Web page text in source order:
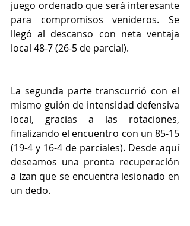
juego ordenado que será interesante
para compromisos venideros. Se
llegó al descanso con neta ventaja
local 48-7 (26-5 de parcial).
La segunda parte transcurrió con el
mismo guión de intensidad defensiva
local, gracias a las rotaciones,
finalizando el encuentro con un 85-15
(19-4 y 16-4 de parciales). Desde aquí
deseamos una pronta recuperación
a Izan que se encuentra lesionado en
un dedo.